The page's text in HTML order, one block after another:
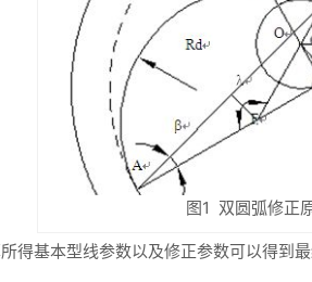
图1 双圆弧修正
得基本型线参数以及修正参数可以得到